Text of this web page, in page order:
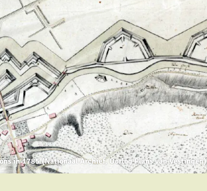
in 1785 (Nationaal Archief, Oorlog Plans van Vestingen)